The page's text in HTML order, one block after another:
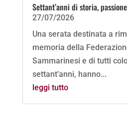
Settant’anni di storia,
27/07/2026
Una serata destinata a
memoria della
Sammarinesi e di tutti
settant’anni, hanno...
leggi tutto